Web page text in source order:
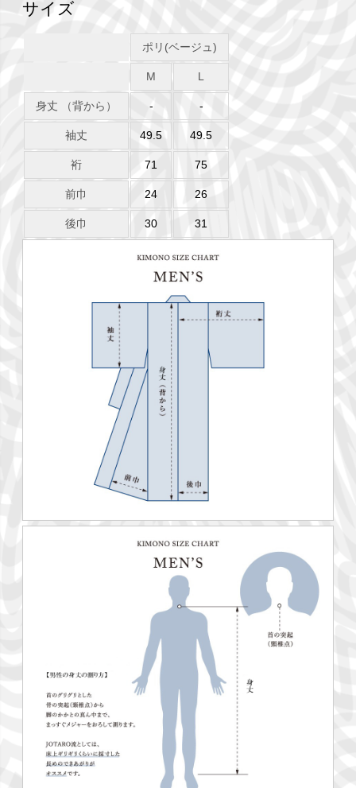
サイズ
ポリ(ベージュ)
M L
身丈 （背から） - -
袖丈 49.5 49.5
裄 71 75
前巾 24 26
後巾 30 31